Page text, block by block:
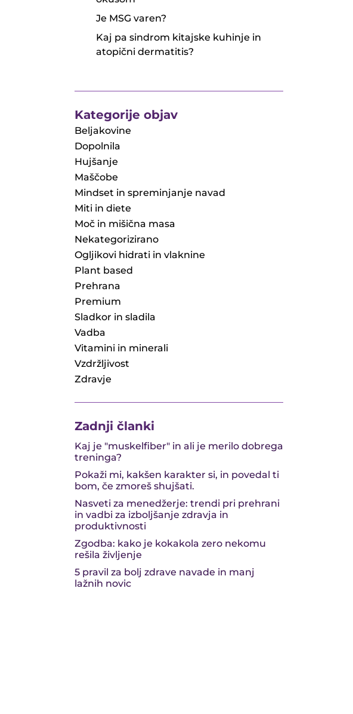
Je MSG varen?
Kaj pa sindrom kitajske kuhinje in
atopični dermatitis?
Kategorije objav
Beljakovine
Dopolnila
Hujšanje
Maščobe
Mindset in spreminjanje navad
Miti in diete
Moč in mišična masa
Nekategorizirano
Ogljikovi hidrati in vlaknine
Plant based
Prehrana
Premium
Sladkor in sladila
Vadba
Vitamini in minerali
Vzdržljivost
Zdravje
Zadnji članki
Kaj je "muskelfiber" in ali je merilo dobrega
treninga?
Pokaži mi, kakšen karakter si, in povedal ti
bom, če zmoreš shujšati.
Nasveti za menedžerje: trendi pri prehrani
in vadbi za izboljšanje zdravja in
produktivnosti
Zgodba: kako je kokakola zero nekomu
rešila življenje
5 pravil za bolj zdrave navade in manj
lažnih novic